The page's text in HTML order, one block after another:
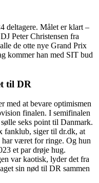
deltagere. Målet er klart –
Peter Christensen fra
de otte nye Grand Prix
kommer han med SIT bud
til DR
med at bevare optimismen
finalen. I semifinalen
seks point til Danmark.
fanklub, siger til dr.dk, at
har været for ringe. Og hun
et par drøje hug.
var kaotisk, lyder det fra
sin nød til DR sammen